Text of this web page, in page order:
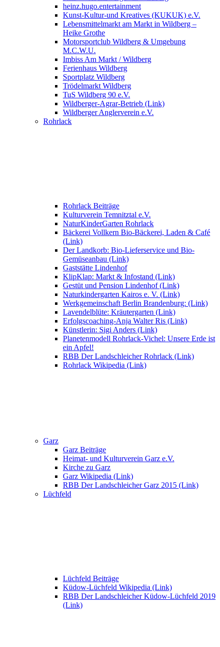
heinz.hugo.entertainment
Kunst-Kultur-und Kreatives (KUKUK) e.V.
Lebensmittelmarkt am Markt in Wildberg –
Heike Grothe
Motorsportclub Wildberg & Umgebung
M.C.W.U.
Imbiss Am Markt / Wildberg
Ferienhaus Wildberg
Sportplatz Wildberg
Trödelmarkt Wildberg
TuS Wildberg 90 e.V.
Wildberger-Agrar-Betrieb (Link)
Wildberger Anglerverein e.V.
Rohrlack
Rohrlack Beiträge
Kulturverein Temnitztal e.V.
NaturKinderGarten Rohrlack
Bäckerei Vollkern Bio-Bäckerei, Laden & Café
(Link)
Der Landkorb: Bio-Lieferservice und Bio-
Gemüseanbau (Link)
Gaststätte Lindenhof
KlipKlap: Markt & Infostand (Link)
Gestüt und Pension Lindenhof (Link)
Naturkindergarten Kairos e. V. (Link)
Werkgemeinschaft Berlin Brandenburg: (Link)
Lavendelblüte: Kräutergarten (Link)
Erfolgscoaching-Anja Walter Ris (Link)
Künstlerin: Sigi Anders (Link)
Planetenmodell Rohrlack-Vichel: Unsere Erde ist
ein Apfel!
RBB Der Landschleicher Rohrlack (Link)
Rohrlack Wikipedia (Link)
Garz
Garz Beiträge
Heimat- und Kulturverein Garz e.V.
Kirche zu Garz
Garz Wikipedia (Link)
RBB Der Landschleicher Garz 2015 (Link)
Lüchfeld
Lüchfeld Beiträge
Küdow-Lüchfeld Wikipedia (Link)
RBB Der Landschleicher Küdow-Lüchfeld 2019
(Link)